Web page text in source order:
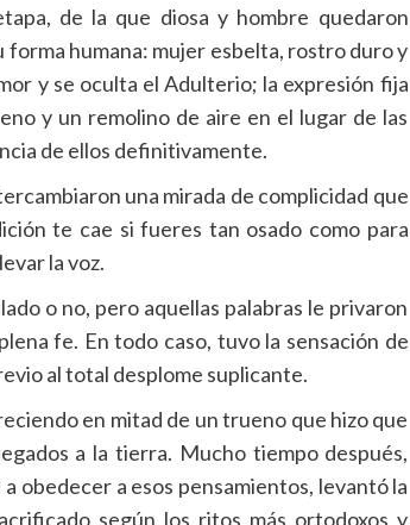
de la que diosa y hombre quedaron
humana: mujer esbelta, rostro duro y
y se oculta el Adulterio; la expresión fija
y un remolino de aire en el lugar de las
de ellos definitivamente.
una mirada de complicidad que
te cae si fueres tan osado como para
la voz.
o no, pero aquellas palabras le privaron
fe. En todo caso, tuvo la sensación de
al total desplome suplicante.
en mitad de un trueno que hizo que
a la tierra. Mucho tiempo después,
obedecer a esos pensamientos, levantó la
según los ritos más ortodoxos y